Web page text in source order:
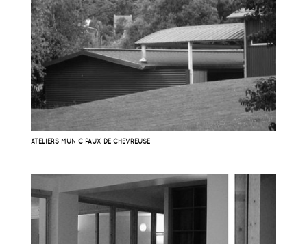
ATELIERS MUNICIPAUX DE CHEVREUSE